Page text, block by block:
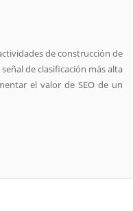
de construcción de
de clasificación más alta
el valor de SEO de un